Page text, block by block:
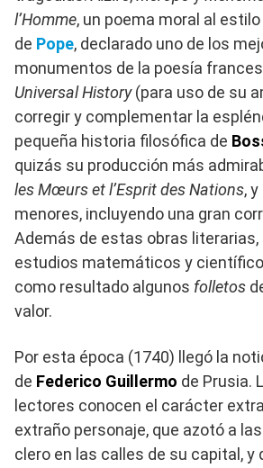
l’Homme, un poema moral al
de Pope, declarado uno de los
monumentos de la poesía
Universal History(para uso de su
corregir y complementar la
pequeña historia filosófica de
quizás su producción más
les Mœurs et l’Esprit des Nations,
menores, incluyendo una gran
Además de estas obras literarias,
estudios matemáticos y
como resultado algunos folletos
valor.
Por esta época (1740) llegó la
de Federico Guillermo de Prusia.
lectores conocen el carácter
extraño personaje, que azotó a
clero en las calles de su capital, y